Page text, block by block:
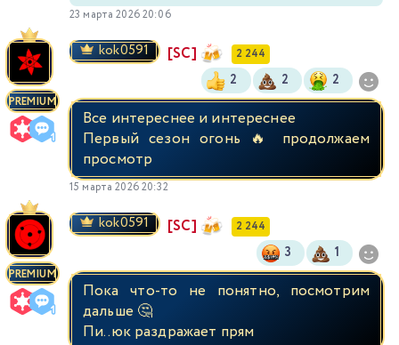
23 марта 2026 20:06
PREMIUM
kok0591 [SC] 2 244
2 2 2
Все интереснее и интереснее
Первый сезон огонь 🔥 продолжаем
просмотр
15 марта 2026 20:32
PREMIUM
kok0591 [SC] 2 244
3 1
Пока что-то не понятно, посмотрим
дальше 🤔
Пи..юк раздражает прям